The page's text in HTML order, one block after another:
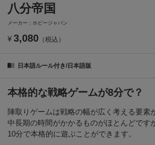
八分帝国
メーカー：ホビージャパン
¥ 3,080 （税込）
日本語ルール付き/日本語版
本格的な戦略ゲームが8分で？
陣取りゲームは戦略の幅が広く考える要素
中長期の時間がかかるものがほとんどです
10分で本格的に遊ぶことができます。